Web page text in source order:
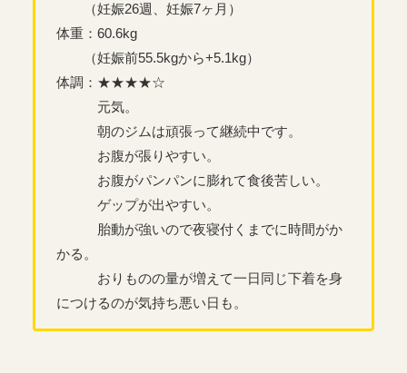
（妊娠26週、妊娠7ヶ月）
体重：60.6kg
（妊娠前55.5kgから+5.1kg）
体調：★★★★☆
元気。
朝のジムは頑張って継続中です。
お腹が張りやすい。
お腹がパンパンに膨れて食後苦しい。
ゲップが出やすい。
胎動が強いので夜寝付くまでに時間がか
かる。
おりものの量が増えて一日同じ下着を身
につけるのが気持ち悪い日も。